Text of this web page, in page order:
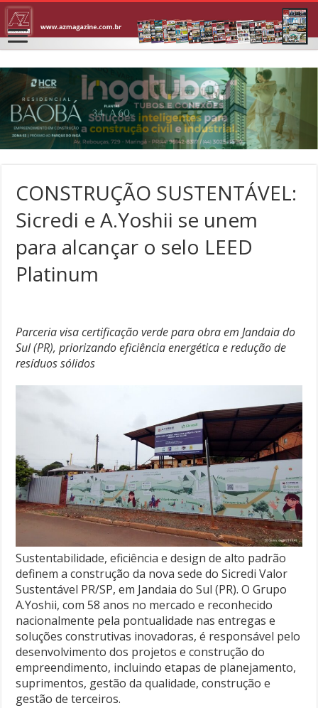
CONSTRUÇÃO SUSTENTÁVEL:
Sicredi e A.Yoshii se unem
para alcançar o selo LEED
Platinum
Parceria visa certificação verde para obra em Jandaia do
Sul (PR), priorizando eficiência energética e redução de
resíduos sólidos
Sustentabilidade, eficiência e design de alto padrão
definem a construção da nova sede do Sicredi Valor
Sustentável PR/SP, em Jandaia do Sul (PR). O Grupo
A.Yoshii, com 58 anos no mercado e reconhecido
nacionalmente pela pontualidade nas entregas e
soluções construtivas inovadoras, é responsável pelo
desenvolvimento dos projetos e construção do
empreendimento, incluindo etapas de planejamento,
suprimentos, gestão da qualidade, construção e
gestão de terceiros.